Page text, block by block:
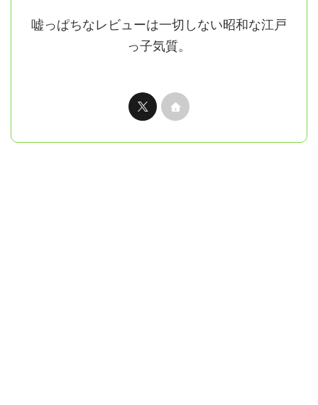
嘘っぱちなレビューは一切しない昭和な江戸
っ子気質。